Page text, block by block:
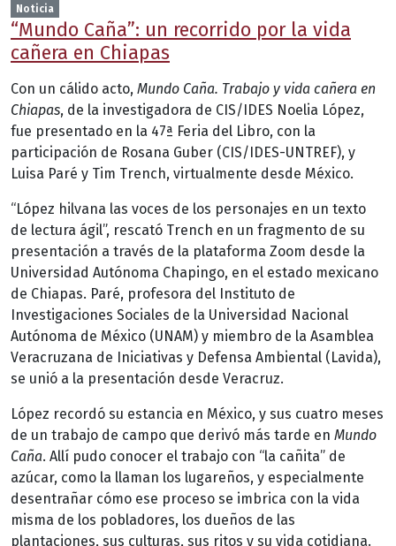
Noticia
“Mundo Caña”: un recorrido por la vida
cañera en Chiapas
Con un cálido acto, Mundo Caña. Trabajo y vida cañera en
Chiapas, de la investigadora de CIS/IDES Noelia López,
fue presentado en la 47ª Feria del Libro, con la
participación de Rosana Guber (CIS/IDES-UNTREF), y
Luisa Paré y Tim Trench, virtualmente desde México.
“López hilvana las voces de los personajes en un texto
de lectura ágil”, rescató Trench en un fragmento de su
presentación a través de la plataforma Zoom desde la
Universidad Autónoma Chapingo, en el estado mexicano
de Chiapas. Paré, profesora del Instituto de
Investigaciones Sociales de la Universidad Nacional
Autónoma de México (UNAM) y miembro de la Asamblea
Veracruzana de Iniciativas y Defensa Ambiental (Lavida),
se unió a la presentación desde Veracruz.
López recordó su estancia en México, y sus cuatro meses
de un trabajo de campo que derivó más tarde en Mundo
Caña. Allí pudo conocer el trabajo con “la cañita” de
azúcar, como la llaman los lugareños, y especialmente
desentrañar cómo ese proceso se imbrica con la vida
misma de los pobladores, los dueños de las
plantaciones, sus culturas, sus ritos y su vida cotidiana.